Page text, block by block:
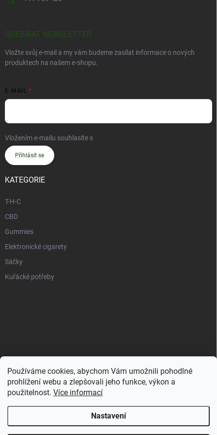
Používáme cookies, abychom Vám umožnili pohodlné
prohlížení webu a zlepšovali jeho funkce, výkon a
použitelnost. Více informací
Nastavení
ODEBÍRAT NEWSLETTER
Vložte svůj e-mail a my vám budeme zasílat informace o nových
produktech na našem e-shopu.
E-MAIL
Vložením e-mailu souhlasíte s
Přihlásit se
KATEGORIE
T-H-C
CBD
Gummies
Elektronické cigarety
Sáčky
Kuřácké potřeby